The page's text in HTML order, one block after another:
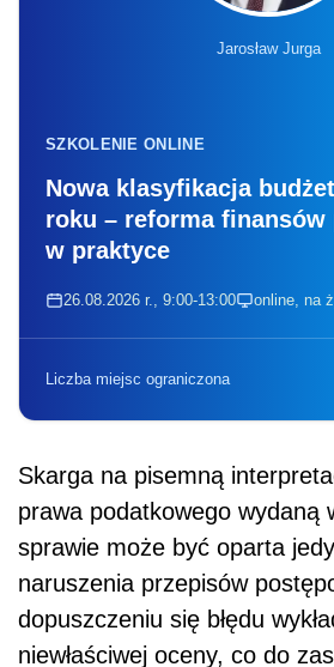
Jarosław Jurga
SZKOLENIE ONLINE
Nowa klasyfikacja
roku – reforma finansów
w praktyce
26.08.2026 r., 9:00-13:00 online, na
Liczba miejsc ograniczona
Skarga na pisemną
prawa podatkowego wydaną
sprawie może być oparta
naruszenia przepisów
dopuszczeniu się błędu
niewłaściwej oceny, co do